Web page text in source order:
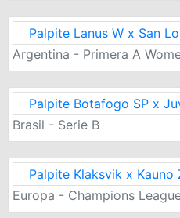
Palpite Lanus W x San
Argentina - Primera A
Palpite Botafogo SP x
Brasil - Serie B
Palpite Klaksvik x Kauno
Europa - Champions